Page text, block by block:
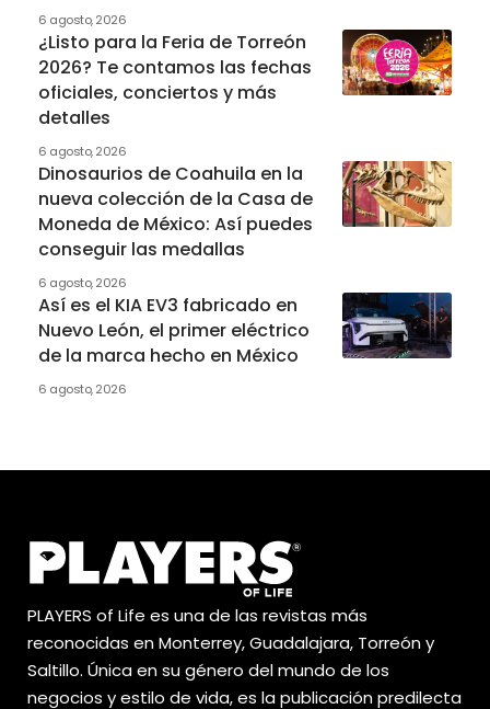
6 agosto, 2026
¿Listo para la Feria de Torreón
2026? Te contamos las fechas
oficiales, conciertos y más
detalles
6 agosto, 2026
Dinosaurios de Coahuila en la
nueva colección de la Casa de
Moneda de México: Así puedes
conseguir las medallas
6 agosto, 2026
Así es el KIA EV3 fabricado en
Nuevo León, el primer eléctrico
de la marca hecho en México
6 agosto, 2026
PLAYERS of Life es una de las revistas más
reconocidas en Monterrey, Guadalajara, Torreón y
Saltillo. Única en su género del mundo de los
negocios y estilo de vida, es la publicación predilecta